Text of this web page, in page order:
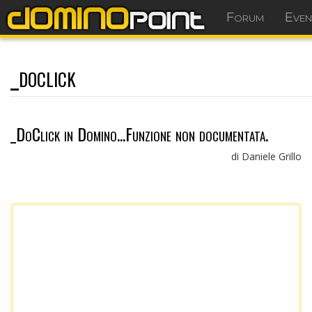
Forum
_doclick
_DoClick in Domino...Funzione non documentata.
di Daniele Grillo